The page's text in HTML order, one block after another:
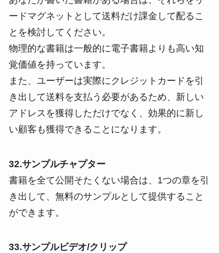
ードマグネットとして送料だけ課金して配るこ
とを検討してください。
物理的な書籍は一般的に電子書籍よりも高い知
覚価値を持っています。
また、ユーザーは実際にクレジットカードを引
き出して送料を支払う必要があるため、新しい
アドレスを獲得しただけでなく、効果的に新し
い顧客も獲得できることになります。
32.サンプルチャプター
書籍を全て公開そたくない場合は、1つの章を引
き出して、無料のサンプルとして提供すること
ができます。
33.サンプルビデオ/クリップ